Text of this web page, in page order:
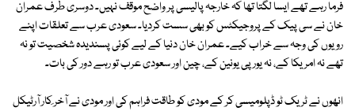
فرما رہے تھے ایسا لگتا تھا کہ خارجہ پالیسی پر واضح موقف نہیں۔ دوسری طرف عمران
خان نے سی پیک کے پروجیکٹس کو بھی سست کردیا۔ سعودی عرب سے تعلقات اپنے
رویوں کی وجہ سے خراب کیے۔ عمران خان دنیا کے لیے کوئی پسندیدہ شخصیت تو نہ
تھے نہ امریکا کے، نہ یورپی یونین کے، چین اور سعودی عرب تو رہے دور کی بات۔
انھوں نے ٹریک ٹو ڈپلومیسی کر کے مودی کو طاقت فراہم کی اور مودی نے آخر ِکار آرٹیکل